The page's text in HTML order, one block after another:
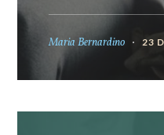
Maria Bernardino 23